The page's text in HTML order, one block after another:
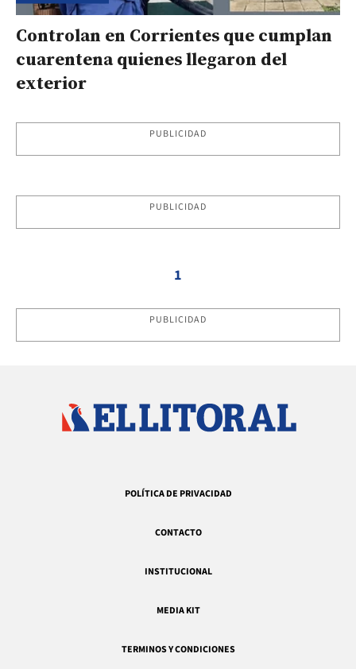
Controlan en Corrientes que cumplan
cuarentena quienes llegaron del
exterior
PUBLICIDAD
PUBLICIDAD
1
PUBLICIDAD
POLÍTICA DE PRIVACIDAD
CONTACTO
INSTITUCIONAL
MEDIA KIT
TERMINOS Y CONDICIONES